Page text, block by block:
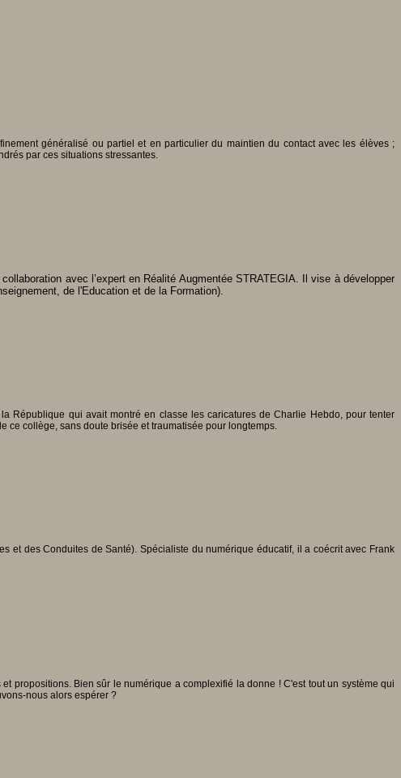
généralisé ou partiel et en particulier du maintien du contact avec les élèves ;
par ces situations stressantes.
avec l’expert en Réalité Augmentée STRATEGIA. Il vise à développer
de l'Education et de la Formation).
République qui avait montré en classe les caricatures de Charlie Hebdo, pour tenter
ce collège, sans doute brisée et traumatisée pour longtemps.
et des Conduites de Santé). Spécialiste du numérique éducatif, il a coécrit avec Frank
propositions. Bien sûr le numérique a complexifié la donne ! C'est tout un système qui
nous alors espérer ?